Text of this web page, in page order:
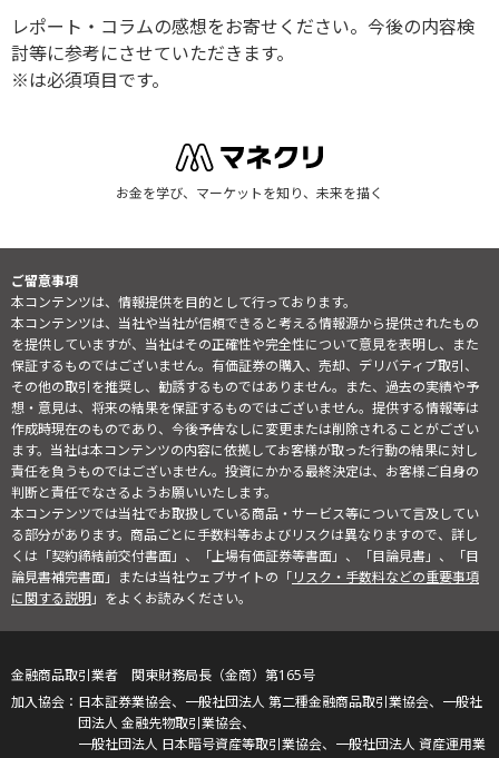
レポート・コラムの感想をお寄せください。今後の内容検
討等に参考にさせていただきます。
※は必須項目です。
お金を学び、マーケットを知り、未来を描く
ご留意事項
本コンテンツは、情報提供を目的として行っております。
本コンテンツは、当社や当社が信頼できると考える情報源から提供されたもの
を提供していますが、当社はその正確性や完全性について意見を表明し、また
保証するものではございません。有価証券の購入、売却、デリバティブ取引、
その他の取引を推奨し、勧誘するものではありません。また、過去の実績や予
想・意見は、将来の結果を保証するものではございません。提供する情報等は
作成時現在のものであり、今後予告なしに変更または削除されることがござい
ます。当社は本コンテンツの内容に依拠してお客様が取った行動の結果に対し
責任を負うものではございません。投資にかかる最終決定は、お客様ご自身の
判断と責任でなさるようお願いいたします。
本コンテンツでは当社でお取扱している商品・サービス等について言及してい
る部分があります。商品ごとに手数料等およびリスクは異なりますので、詳し
くは「契約締結前交付書面」、「上場有価証券等書面」、「目論見書」、「目
論見書補完書面」または当社ウェブサイトの「リスク・手数料などの重要事項
に関する説明」をよくお読みください。
金融商品取引業者 関東財務局長（金商）第165号
日本証券業協会、一般社団法人 第二種金融商品取引業協会、一般社
団法人 金融先物取引業協会、
一般社団法人 日本暗号資産等取引業協会、一般社団法人 資産運用業